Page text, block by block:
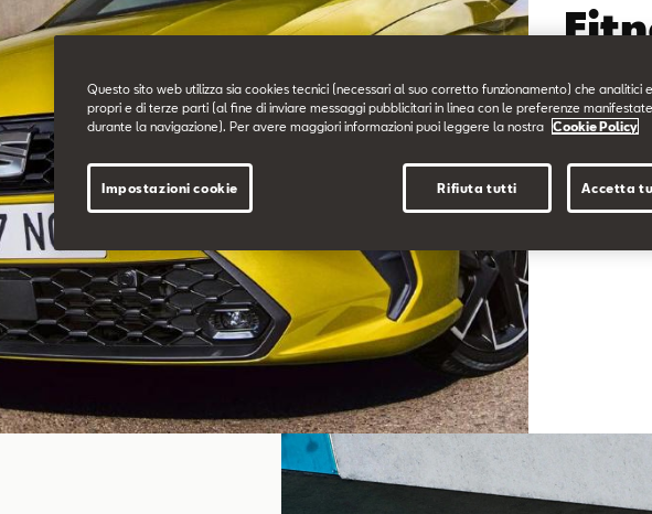
Affida la
Questo sito web utilizza sia cookies tecnici (necessari al suo corretto funzionamento) che analitici
propri e di terze parti (al fine di inviare messaggi pubblicitari in linea con le preferenze
durante la navigazione). Per avere maggiori informazioni puoi leggere la nostra
Cookie Policy
Impostazioni cookie Rifiuta tutti Accetta